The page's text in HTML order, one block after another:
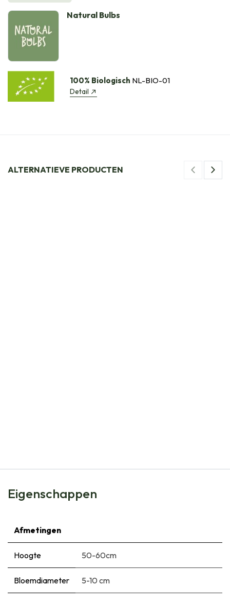
Natural Bulbs
100% Biologisch NL-BIO-01
Detail
ALTERNATIEVE PRODUCTEN
Eigenschappen
Afmetingen
Hoogte 50-60cm
Bloemdiameter 5-10 cm